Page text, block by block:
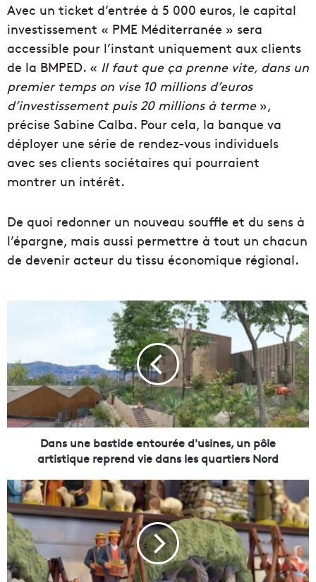
Avec un ticket d’entrée à 5 000 euros, le capital
investissement « PME Méditerranée » sera
accessible pour l’instant uniquement aux clients
de la BMPED. « Il faut que ça prenne vite, dans un
premier temps on vise 10 millions d’euros
d’investissement puis 20 millions à terme»,
précise Sabine Calba. Pour cela, la banque va
déployer une série de rendez-vous individuels
avec ses clients sociétaires qui pourraient
montrer un intérêt.
De quoi redonner un nouveau souffle et du sens à
l’épargne, mais aussi permettre à tout un chacun
de devenir acteur du tissu économique régional.
u
n
e
b
a
d
e
e
n
t
o
u
Dans une bastide entourée d'usines, un pôle
artistique reprend vie dans les quartiers Nord
O
ù
t
r
o
u
v